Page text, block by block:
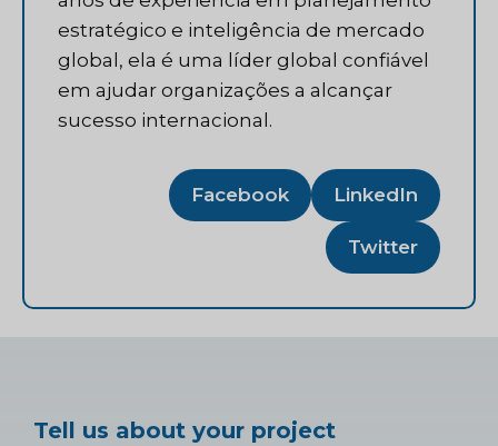
estratégico e inteligência de mercado
global, ela é uma líder global confiável
em ajudar organizações a alcançar
sucesso internacional.
Facebook LinkedIn
Twitter
Tell us about your project